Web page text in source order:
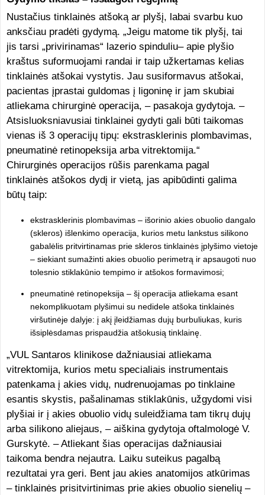
Nustačius tinklainės atšoką ar plyšį, labai svarbu kuo
anksčiau pradėti gydymą. „Jeigu matome tik plyšį, tai
jis tarsi „privirinamas“ lazerio spinduliu– apie plyšio
kraštus suformuojami randai ir taip užkertamas kelias
tinklainės atšokai vystytis. Jau susiformavus atšokai,
pacientas įprastai guldomas į ligoninę ir jam skubiai
atliekama chirurginė operacija, – pasakoja gydytoja. –
Atsisluoksniavusiai tinklainei gydyti gali būti taikomas
vienas iš 3 operacijų tipų: ekstrasklerinis plombavimas,
pneumatinė retinopeksija arba vitrektomija.“
Chirurginės operacijos rūšis parenkama pagal
tinklainės atšokos dydį ir vietą, jas apibūdinti galima
būtų taip:
ekstrasklerinis plombavimas – išorinio akies obuolio dangalo
(skleros) išlenkimo operacija, kurios metu lankstus silikono
gabalėlis pritvirtinamas prie skleros tinklainės įplyšimo vietoje
– siekiant sumažinti akies obuolio perimetrą ir apsaugoti nuo
tolesnio stiklakūnio tempimo ir atšokos formavimosi;
pneumatinė retinopeksija – šį operacija atliekama esant
nekomplikuotam plyšimui su nedidele atšoka tinklainės
viršutinėje dalyje: į akį įleidžiamas dujų burbuliukas, kuris
išsiplėsdamas prispaudžia atšokusią tinklainę.
„VUL Santaros klinikose dažniausiai atliekama
vitrektomija, kurios metu specialiais instrumentais
patenkama į akies vidų, nudrenuojamas po tinklaine
esantis skystis, pašalinamas stiklakūnis, užgydomi visi
plyšiai ir į akies obuolio vidų suleidžiama tam tikrų dujų
arba silikono aliejaus, – aiškina gydytoja oftalmologė V.
Gurskytė. – Atliekant šias operacijas dažniausiai
taikoma bendra nejautra. Laiku suteikus pagalbą
rezultatai yra geri. Bent jau akies anatomijos atkūrimas
– tinklainės prisitvirtinimas prie akies obuolio sienelių –